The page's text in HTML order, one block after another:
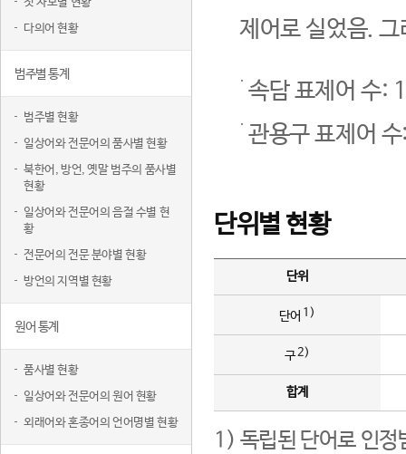
다의어 현황
범주별 통계
범주별 현황
일상어와 전문어의 품사별 현황
북한어, 방언, 옛말 범주의 품사별
현황
일상어와 전문어의 음절 수별 현
황
전문어의 전문 분야별 현황
방언의 지역별 현황
원어 통계
품사별 현황
일상어와 전문어의 원어 현황
외래어와 혼종어의 언어명별 현황
제어로 실었음.
속담 표제어 수:
관용구 표제어
단위별 현황
단위
단어 1)
구2)
합계
1) 독립된 단어로 인정